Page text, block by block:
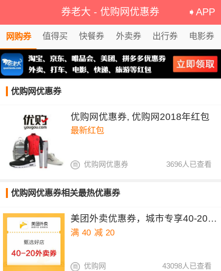
券老大 - 优购网优惠券 ➧APP
网购券 值得买 快餐券 外卖券 出行券 电影券
优购网优惠券
优购网优惠券, 优购网2018年红包
最新红包
3696人已查看
优购网优惠券
优购网优惠券相关最热优惠券
美团外卖优惠券，城市专享40-20&30-15元红包
满 40 减 20
43098人已查看
优购网